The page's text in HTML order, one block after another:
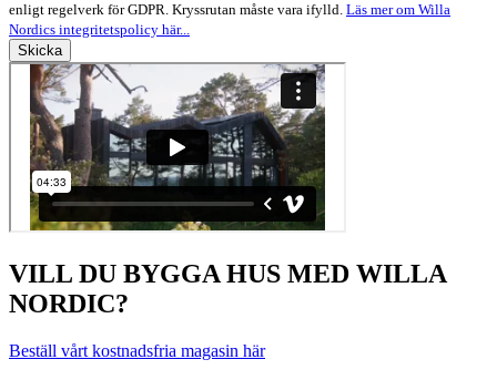
enligt regelverk för GDPR. Kryssrutan måste vara ifylld. Läs mer om Willa
Nordics integritetspolicy här...
Skicka
VILL DU BYGGA HUS MED WILLA
NORDIC?
Beställ vårt kostnadsfria magasin här